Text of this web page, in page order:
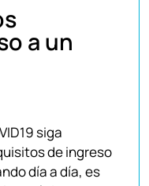
a un
siga
de ingreso
día a día, es